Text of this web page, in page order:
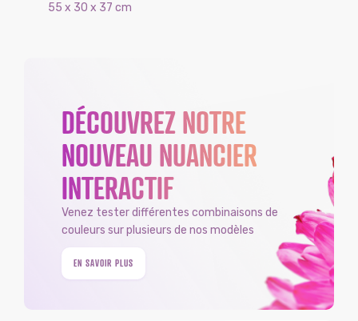
55 x 30 x 37 cm
DÉCOUVREZ NOTRE
NOUVEAU NUANCIER
INTERACTIF
Venez tester différentes combinaisons de
couleurs sur plusieurs de nos modèles
EN SAVOIR PLUS